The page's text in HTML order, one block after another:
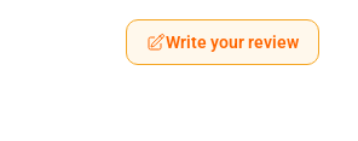
Write your review